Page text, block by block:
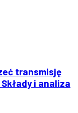
transmisję
i analiza